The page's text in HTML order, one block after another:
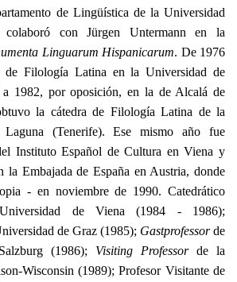
de Lingüística de la Universidad
con Jürgen Untermann en la
Linguarum Hispanicarum. De 1976
de Filología Latina enla Universidad de
1982, por oposición, en la de Alcalá de
la cátedra de Filología Latina de la
(Tenerife). Ese mismo año fue
Instituto Español de Cultura en Viena y
la Embajada de España en Austria, donde
- en noviembre de 1990. Catedrático
de Viena (1984 - 1986);
de Graz (1985); Gastprofessorde
(1986); Visiting Professorde la
Wisconsin (1989); Profesor Visitante de